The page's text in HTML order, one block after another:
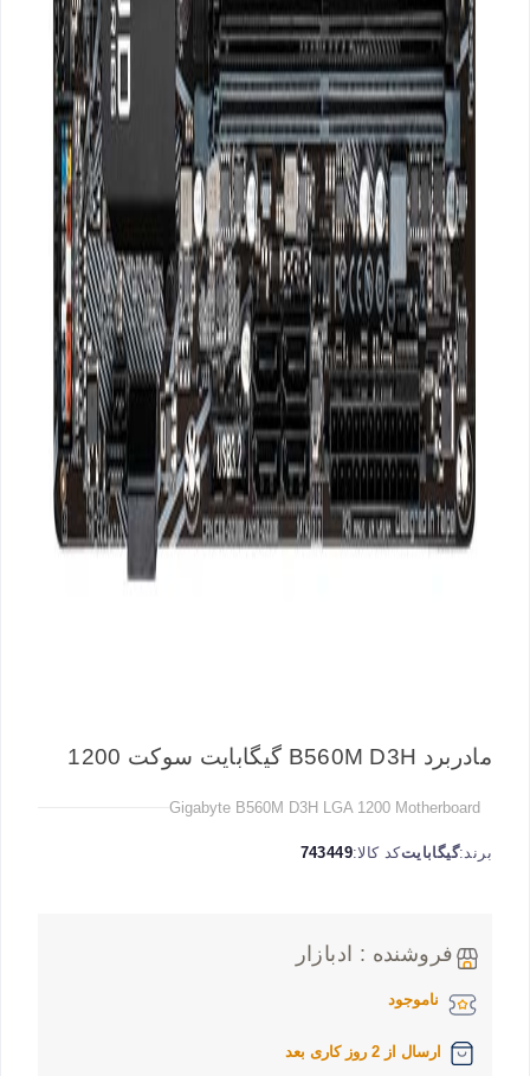
مادربرد B560M D3H گیگابایت سوکت 1200
Gigabyte B560M D3H LGA 1200 Motherboard
برند:گیگابایتکد کالا:743449
فروشنده : ادبازار
ناموجود
ارسال از 2 روز کاری بعد